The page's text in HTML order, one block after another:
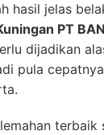
hasil jelas
PT
dijadikan
pula
terbaik